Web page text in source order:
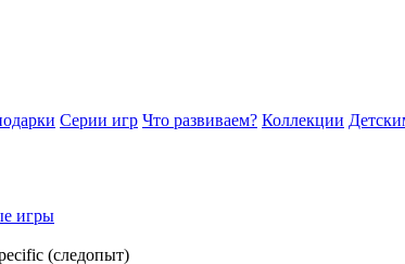
Серии игр Что развиваем? Коллекции
игры
(следопыт)